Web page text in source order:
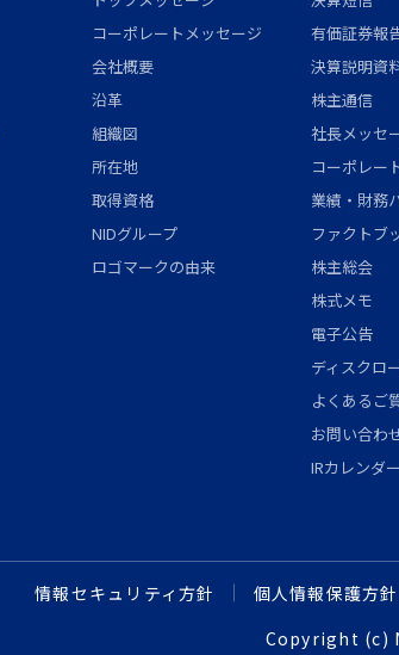
コーポレートメッセージ
会社概要
沿革
組織図
所在地
取得資格
NIDグループ
ロゴマークの由来
有価証券報
決算説明資
株主通信
社長メッセ
コーポレー
業績・財務
ファクトブ
株主総会
株式メモ
電子公告
ディスクロ
よくあるご
お問い合わ
IRカレンダー
情報セキュリティ方針 個人情報保護方針
Copyright (c)